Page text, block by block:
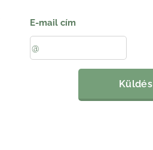
E-mail cím
Küldés